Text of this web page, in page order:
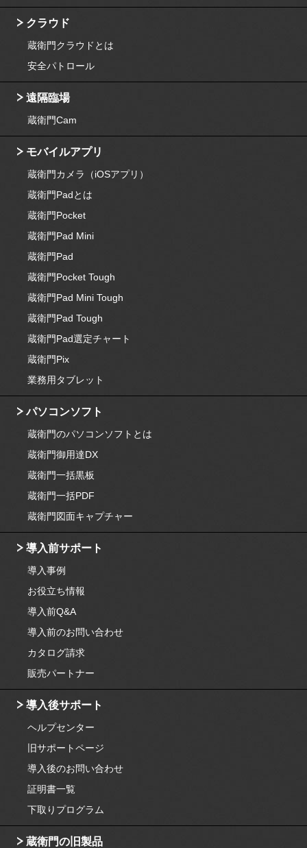
クラウド
蔵衛門クラウドとは
安全パトロール
遠隔臨場
蔵衛門Cam
モバイルアプリ
蔵衛門カメラ（iOSアプリ）
蔵衛門Padとは
蔵衛門Pocket
蔵衛門Pad Mini
蔵衛門Pad
蔵衛門Pocket Tough
蔵衛門Pad Mini Tough
蔵衛門Pad Tough
蔵衛門Pad選定チャート
蔵衛門Pix
業務用タブレット
パソコンソフト
蔵衛門のパソコンソフトとは
蔵衛門御用達DX
蔵衛門一括黒板
蔵衛門一括PDF
蔵衛門図面キャプチャー
導入前サポート
導入事例
お役立ち情報
導入前Q&A
導入前のお問い合わせ
カタログ請求
販売パートナー
導入後サポート
ヘルプセンター
旧サポートページ
導入後のお問い合わせ
証明書一覧
下取りプログラム
蔵衛門の旧製品